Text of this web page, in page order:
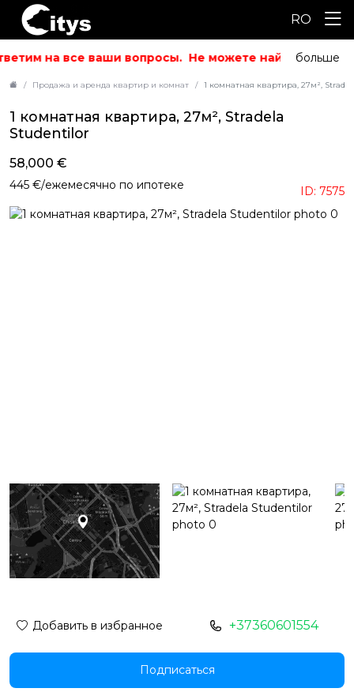
RO
на все ваши вопросы. Не можете найти то, что
больше
Продажа и аренда квартир и комнат 1 комнатная квартира, 27м²,
1 комнатная квартира, 27м², Stradela
Studentilor
ID: 7575
58,000 €
445 €/ежемесячно по ипотеке
Добавить в избранное +37360601554
Подписаться